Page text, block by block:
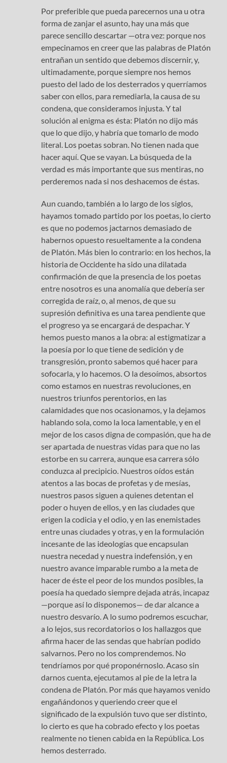
Por preferible que pueda parecernos una u otra
forma de zanjar el asunto, hay una más que
parece sencillo descartar —otra vez: porque nos
empecinamos en creer que las palabras de Platón
entrañan un sentido que debemos discernir, y,
ultimadamente, porque siempre nos hemos
puesto del lado de los desterrados y querríamos
saber con ellos, para remediarla, la causa de su
condena, que consideramos injusta. Y tal
solución al enigma es ésta: Platón no dijo más
que lo que dijo, y habría que tomarlo de modo
literal. Los poetas sobran. No tienen nada que
hacer aquí. Que se vayan. La búsqueda de la
verdad es más importante que sus mentiras, no
perderemos nada si nos deshacemos de éstas.
Aun cuando, también a lo largo de los siglos,
hayamos tomado partido por los poetas, lo cierto
es que no podemos jactarnos demasiado de
habernos opuesto resueltamente a la condena
de Platón. Más bien lo contrario: en los hechos, la
historia de Occidente ha sido una dilatada
confirmación de que la presencia de los poetas
entre nosotros es una anomalía que debería ser
corregida de raíz, o, al menos, de que su
supresión definitiva es una tarea pendiente que
el progreso ya se encargará de despachar. Y
hemos puesto manos a la obra: al estigmatizar a
la poesía por lo que tiene de sedición y de
transgresión, pronto sabemos qué hacer para
sofocarla, y lo hacemos. O la desoímos, absortos
como estamos en nuestras revoluciones, en
nuestros triunfos perentorios, en las
calamidades que nos ocasionamos, y la dejamos
hablando sola, como la loca lamentable, y en el
mejor de los casos digna de compasión, que ha de
ser apartada de nuestras vidas para que no las
estorbe en su carrera, aunque esa carrera sólo
conduzca al precipicio. Nuestros oídos están
atentos a las bocas de profetas y de mesías,
nuestros pasos siguen a quienes detentan el
poder o huyen de ellos, y en las ciudades que
erigen la codicia y el odio, y en las enemistades
entre unas ciudades y otras, y en la formulación
incesante de las ideologías que encapsulan
nuestra necedad y nuestra indefensión, y en
nuestro avance imparable rumbo a la meta de
hacer de éste el peor de los mundos posibles, la
poesía ha quedado siempre dejada atrás, incapaz
—porque así lo disponemos— de dar alcance a
nuestro desvarío. A lo sumo podremos escuchar,
a lo lejos, sus recordatorios o los hallazgos que
afirma hacer de las sendas que habrían podido
salvarnos. Pero no los comprendemos. No
tendríamos por qué proponérnoslo. Acaso sin
darnos cuenta, ejecutamos al pie de la letra la
condena de Platón. Por más que hayamos venido
engañándonos y queriendo creer que el
significado de la expulsión tuvo que ser distinto,
lo cierto es que ha cobrado efecto y los poetas
realmente no tienen cabida en la República. Los
hemos desterrado.